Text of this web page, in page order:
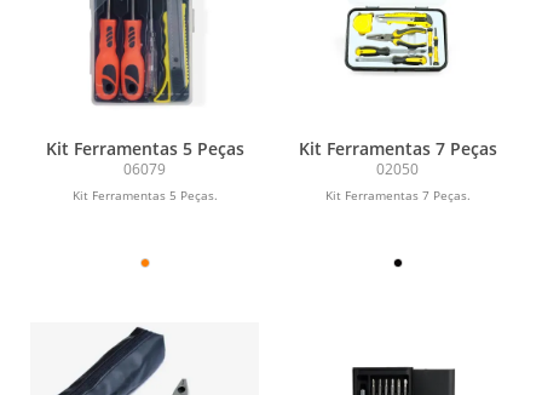
Kit Ferramentas 5 Peças
06079
Kit Ferramentas 5 Peças.
Kit Ferramentas 7 Peças
02050
Kit Ferramentas 7 Peças.